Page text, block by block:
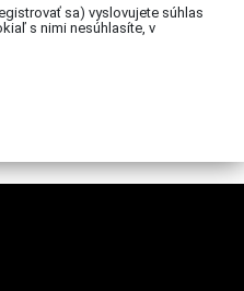
sa) vyslovujete súhlas
s nimi nesúhlasíte, v